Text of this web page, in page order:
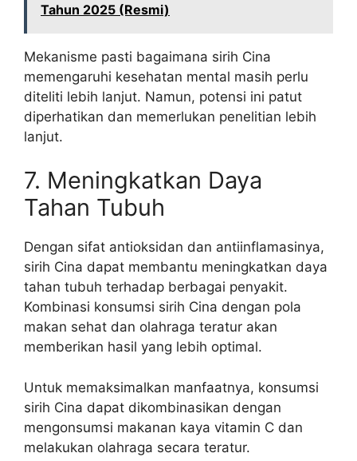
Tahun 2025 (Resmi)
Mekanisme pasti bagaimana sirih Cina
memengaruhi kesehatan mental masih perlu
diteliti lebih lanjut. Namun, potensi ini patut
diperhatikan dan memerlukan penelitian lebih
lanjut.
7. Meningkatkan Daya
Tahan Tubuh
Dengan sifat antioksidan dan antiinflamasinya,
sirih Cina dapat membantu meningkatkan daya
tahan tubuh terhadap berbagai penyakit.
Kombinasi konsumsi sirih Cina dengan pola
makan sehat dan olahraga teratur akan
memberikan hasil yang lebih optimal.
Untuk memaksimalkan manfaatnya, konsumsi
sirih Cina dapat dikombinasikan dengan
mengonsumsi makanan kaya vitamin C dan
melakukan olahraga secara teratur.